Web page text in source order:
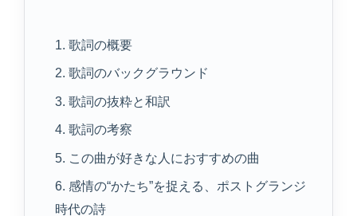
1. 歌詞の概要
2. 歌詞のバックグラウンド
3. 歌詞の抜粋と和訳
4. 歌詞の考察
5. この曲が好きな人におすすめの曲
6. 感情の“かたち”を捉える、ポストグランジ
時代の詩